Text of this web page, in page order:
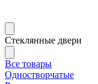
Стеклянные двери
Все товары
Одностворчатые